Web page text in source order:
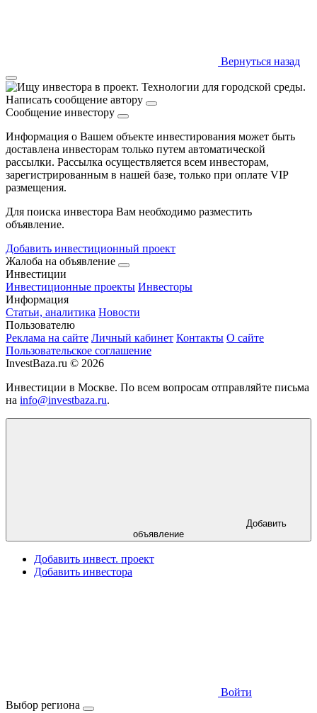
Вернуться назад
Написать сообщение автору
Сообщение инвестору
Информация о Вашем объекте инвестирования может быть
доставлена инвесторам только путем автоматической
рассылки. Рассылка осуществляется всем инвесторам,
зарегистрированным в нашей базе, только при оплате VIP
размещения.
Для поиска инвестора Вам необходимо разместить
объявление.
Добавить инвестиционный проект
Жалоба на объявление
Инвестиции
Инвестиционные проекты Инвесторы
Информация
Статьи, аналитика Новости
Пользователю
Реклама на сайте Личный кабинет Контакты О сайте
Пользовательское соглашение
InvestBaza.ru © 2026
Инвестиции в Москве. По всем вопросам отправляйте письма
на info@investbaza.ru.
Добавить
объявление
Добавить инвест. проект
Добавить инвестора
Войти
Выбор региона